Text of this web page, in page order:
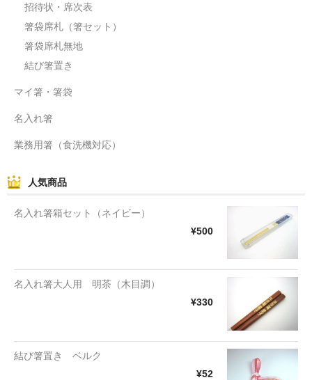
招待状・席次表
箸袋席札（箸セット）
箸袋席札無地
結び箸置き
マイ箸・箸袋
名入れ箸
業務用箸（食洗機対応）
人気商品
名入れ箸箱セット（ネイビー）
¥500
名入れ箸大人用 明茶（木目調）
¥330
結び箸置き ベルク
¥52